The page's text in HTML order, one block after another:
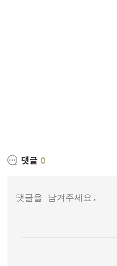
댓글 0